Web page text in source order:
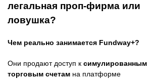
легальная проп-фирма или
ловушка?
Чем реально занимается Fundway+?
Они продают доступ к симулированным
торговым счетам на платформе